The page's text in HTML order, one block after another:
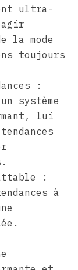
ultra-
la mode
toujours
:
système
lui
:
à